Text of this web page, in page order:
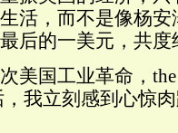
活，而不是像杨
后的一美元，共
美国工业革命，
我立刻感到心惊